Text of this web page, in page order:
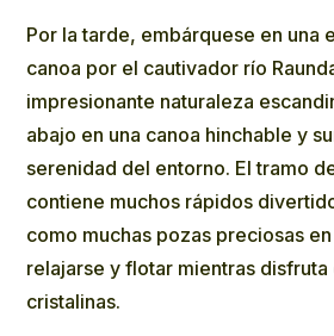
Por la tarde, embárquese en una
canoa por el cautivador río
impresionante naturaleza
abajo en una canoa hinchable y
serenidad del entorno. El tramo
contiene muchos rápidos
como muchas pozas preciosas
relajarse y flotar mientras disfruta
cristalinas.